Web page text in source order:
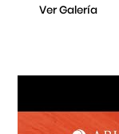
Ver Galería